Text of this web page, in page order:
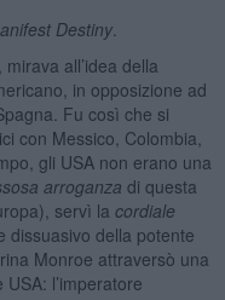
Destiny.
mirava all’idea della
in opposizione ad
Fu così che si
con Messico, Colombia,
gli USA non erano una
arroganza di questa
servì la cordiale
dissuasivo della potente
Monroe attraversò una
l’imperatore